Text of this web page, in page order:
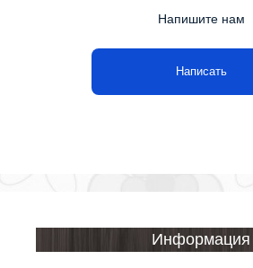
Напишите нам
Написать
Информация